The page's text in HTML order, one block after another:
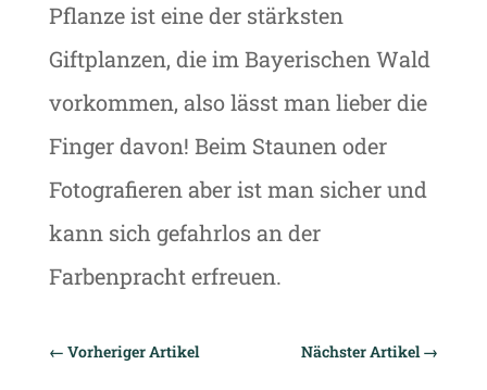
Pflanze ist eine der stärksten
Giftplanzen, die im Bayerischen Wald
vorkommen, also lässt man lieber die
Finger davon! Beim Staunen oder
Fotografieren aber ist man sicher und
kann sich gefahrlos an der
Farbenpracht erfreuen.
← Vorheriger Artikel Nächster Artikel→